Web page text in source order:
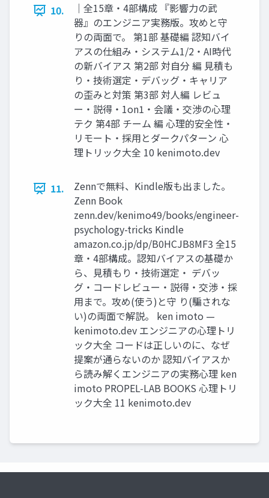
10.
｜全15章・4部構成 『影響力の武
器』のエンジニア実務版。攻めと守
りの両面で。 第1部 基礎編 認知バイ
アスの仕組み・システム1/2・AI時代
の新バイアス 第2部 対自分 編 見積も
り・技術選定・デバッグ・キャリア
の歪みと対策 第3部 対人編 レビュ
ー・説得・1on1・会議・交渉の心理
テク 第4部 チーム 編 心理的安全性・
リモート・採用とダークパターン 心
理トリック大全 10 kenimoto.dev
11.
Zennで無料、Kindle版も出ました。
Zenn Book
zenn.dev/kenimo49/books/engineer-
psychology-tricks Kindle
amazon.co.jp/dp/B0HCJB8MF3 全15
章・4部構成。認知バイアスの基礎か
ら、見積もり・技術選定・ デバッ
グ・コードレビュー・説得・交渉・採
用まで。攻め(使う)と守 り(騙されな
い)の両面で解説。 ken imoto —
kenimoto.dev エンジニアの心理トリ
ック大全 コードは正しいのに、なぜ
提案が通らないのか 認知バイアスか
ら読み解くエンジニアの実務心理 ken
imoto PROPEL-LAB BOOKS 心理トリ
ック大全 11 kenimoto.dev